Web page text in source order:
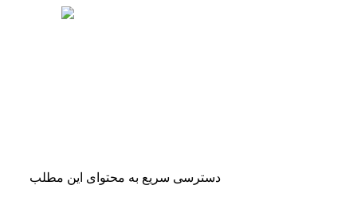
دسترسی سریع به محتوای این مطلب